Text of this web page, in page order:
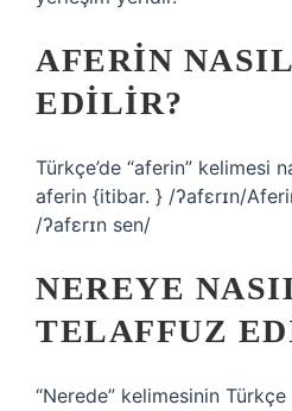
AFERIN
EDILIR?
Türkçe’de “aferin” kelimesi
aferin {itibar. } /ʔafɛrɪn/
/ʔafɛrɪn sen/
NEREYE
TELAFFUZ
“Nerede” kelimesinin Türkçe